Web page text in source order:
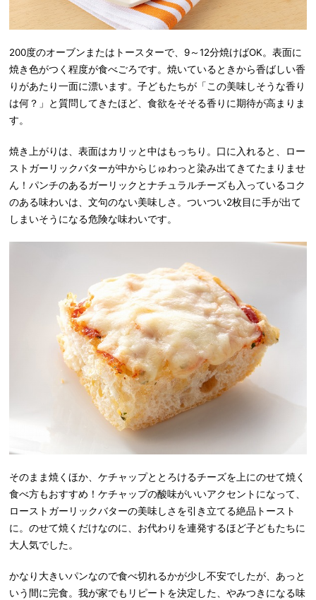
200度のオーブンまたはトースターで、9～12分焼けばOK。表面に
焼き色がつく程度が食べごろです。焼いているときから香ばしい香
りがあたり一面に漂います。子どもたちが「この美味しそうな香り
は何？」と質問してきたほど、食欲をそそる香りに期待が高まりま
す。
焼き上がりは、表面はカリッと中はもっちり。口に入れると、ロー
ストガーリックバターが中からじゅわっと染み出てきてたまりませ
ん！パンチのあるガーリックとナチュラルチーズも入っているコク
のある味わいは、文句のない美味しさ。ついつい2枚目に手が出て
しまいそうになる危険な味わいです。
そのまま焼くほか、ケチャップととろけるチーズを上にのせて焼く
食べ方もおすすめ！ケチャップの酸味がいいアクセントになって、
ローストガーリックバターの美味しさを引き立てる絶品トースト
に。のせて焼くだけなのに、お代わりを連発するほど子どもたちに
大人気でした。
かなり大きいパンなので食べ切れるかが少し不安でしたが、あっと
いう間に完食。我が家でもリピートを決定した、やみつきになる味